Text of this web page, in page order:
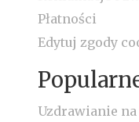
Płatności
Edytuj zgody
Uzdrawianie na